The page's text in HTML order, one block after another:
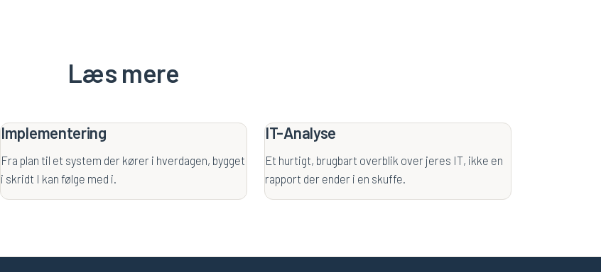
Læs mere
Implementering
Fra plan til et system der kører i hverdagen, bygget
i skridt I kan følge med i.
IT-Analyse
Et hurtigt, brugbart overblik over jeres IT, ikke en
rapport der ender i en skuffe.